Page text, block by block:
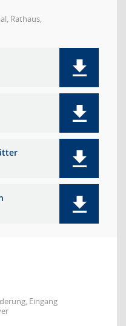
Rathaus,
Eingang